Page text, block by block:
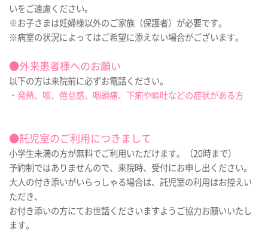
いをご遠慮ください。
※お子さまは妊婦様以外のご家族（保護者）が必要です。
※病室の状況によってはご希望に添えない場合がございます。
●外来患者様へのお願い
以下の方は来院前に必ずお電話ください。
・発熱、咳、倦怠感、咽頭痛、下痢や嘔吐などの症状がある方
●託児室のご利用につきまして
小学生未満の方が無料でご利用いただけます。（20時まで）
予約制ではありませんので、来院時、受付にお申し出ください。
大人の付き添いがいらっしゃる場合は、託児室の利用はお控えい
ただき、
お付き添いの方にてお世話くださいますようご協力お願いいたし
ます。